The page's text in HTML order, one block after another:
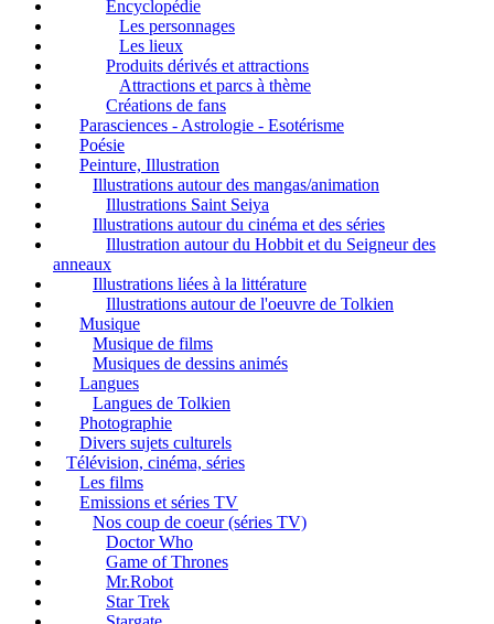
Encyclopédie
Les personnages
Les lieux
Produits dérivés et attractions
Attractions et parcs à thème
Créations de fans
Parasciences - Astrologie - Esotérisme
Poésie
Peinture, Illustration
Illustrations autour des mangas/animation
Illustrations Saint Seiya
Illustrations autour du cinéma et des séries
Illustration autour du Hobbit et du Seigneur des
anneaux
Illustrations liées à la littérature
Illustrations autour de l'oeuvre de Tolkien
Musique
Musique de films
Musiques de dessins animés
Langues
Langues de Tolkien
Photographie
Divers sujets culturels
Télévision, cinéma, séries
Les films
Emissions et séries TV
Nos coup de coeur (séries TV)
Doctor Who
Game of Thrones
Mr.Robot
Star Trek